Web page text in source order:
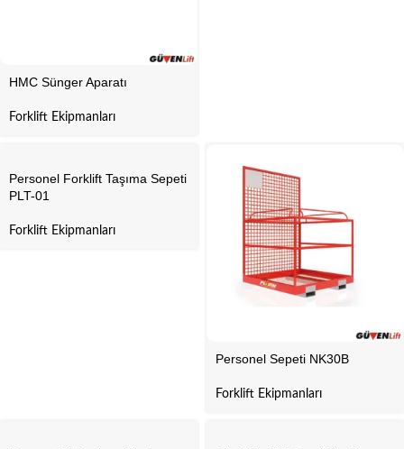
HMC Sünger Aparatı
Forklift Ekipmanları
Personel Forklift Taşıma Sepeti
PLT-01
Forklift Ekipmanları
Personel Sepeti NK30B
Forklift Ekipmanları